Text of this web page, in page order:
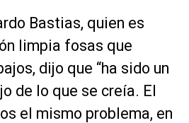
Bastias, quien es
limpia fosas que
dijo que “ha sido un
de lo que se creía. El
el mismo problema, en